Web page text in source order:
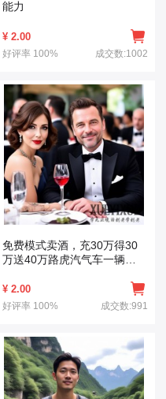
能力
¥ 2.00
好评率 100% 成交数:1002
免费模式卖酒，充30万得30
万送40万路虎汽气车一辆，1
¥ 2.00
好评率 100% 成交数:991